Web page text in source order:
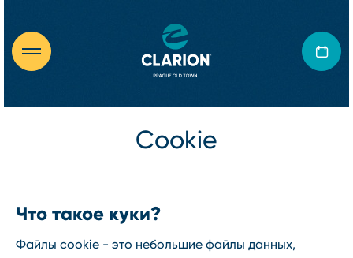
Cookie
Что такое куки?
Файлы cookie - это небольшие файлы данных,